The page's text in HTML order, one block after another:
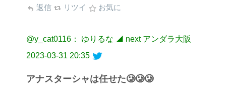
返信 リツイ お気に
@y_cat0116： ゆりるな ◢ next アンダラ大阪
2023-03-31 20:35
アナスターシャは任せた🥲🥲🥲